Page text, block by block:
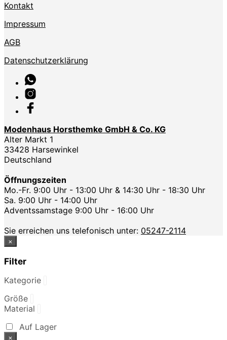
Kontakt
Impressum
AGB
Datenschutzerklärung
Modenhaus Horsthemke GmbH & Co. KG
Alter Markt 1
33428 Harsewinkel
Deutschland
Öffnungszeiten
Mo.-Fr. 9:00 Uhr - 13:00 Uhr & 14:30 Uhr - 18:30 Uhr
Sa. 9:00 Uhr - 14:00 Uhr
Adventssamstage 9:00 Uhr - 16:00 Uhr
Sie erreichen uns telefonisch unter: 05247-2114
×
Filter
Kategorie
Größe
Material
Auf Lager
×